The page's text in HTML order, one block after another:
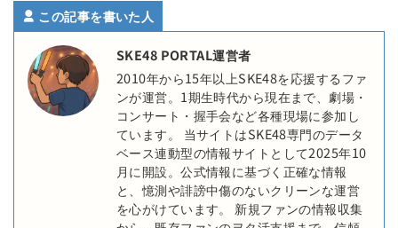
この記事を書いた人
SKE48 PORTAL運営者
2010年から15年以上SKE48を応援するファ
ンが運営。1期生時代から現在まで、劇場・
コンサート・握手会など各種現場に参加し
ています。 当サイトはSKE48専門のデータ
ベース連動型の情報サイトとして2025年10
月に開設。公式情報に基づく正確な情報
と、憶測や誹謗中傷のないクリーンな運営
を心がけています。 新規ファンの情報収集